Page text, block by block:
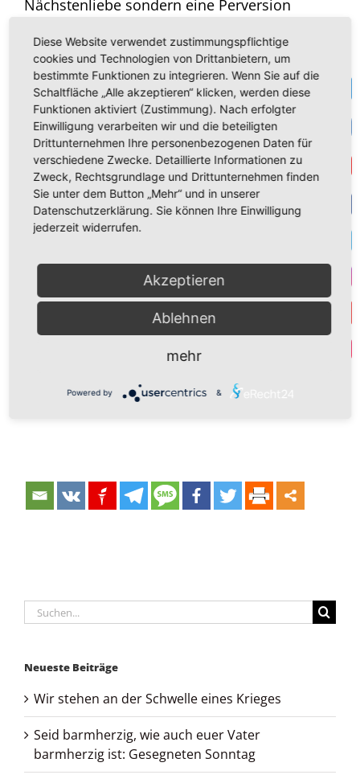
Nächstenliebe sondern eine Perversion
Geben wir also am heutigen Sonntag in
besonderer Weise Gott die Ehre. Antworten
wir auf seine Liebe mit Gegenliebe. Erweisen
wir unseren Nächsten ebenfalls unsere ganze
Liebe und sehen wir in jedem Einzelnen, dem
wir heute begegnen, ein Geschöpf, welches
von Gott ebenso geliebt wird, wie ich. Und
gönnen wir uns auch selbst etwas Gutes und
nehmen uns selbst in Liebe so an, wie Gott
uns geschaffen hat.
Ihnen und Ihren Familien einen frohen und
gesegneten Sonntag!
Joachim Kuhs
Suche
nach:
Neueste Beiträge
Wir stehen an der Schwelle eines Krieges
Seid barmherzig, wie auch euer Vater
barmherzig ist: Gesegneten Sonntag
Diese Website verwendet zustimmungspflichtige
cookies und Technologien von Drittanbietern, um
bestimmte Funktionen zu integrieren. Wenn Sie auf die
Schaltfläche „Alle akzeptieren“ klicken, werden diese
Funktionen aktiviert (Zustimmung). Nach erfolgter
Einwilligung verarbeiten wir und die beteiligten
Drittunternehmen Ihre personenbezogenen Daten für
verschiedene Zwecke. Detaillierte Informationen zu
Zweck, Rechtsgrundlage und Drittunternehmen finden
Sie unter dem Button „Mehr“ und in unserer
Datenschutzerklärung. Sie können Ihre Einwilligung
jederzeit widerrufen.
Akzeptieren
Ablehnen
mehr
Powered by &